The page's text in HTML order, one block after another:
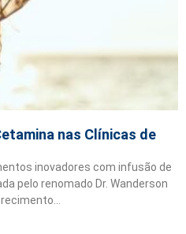
nas Clínicas de
inovadores com infusão de
pelo renomado Dr. Wanderson